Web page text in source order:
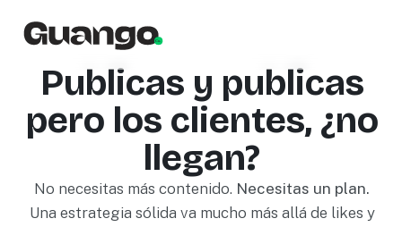
Publicas y publicas
pero los clientes, ¿no
llegan?
No necesitas más contenido. Necesitas un plan.
Una estrategia sólida va mucho más allá de likes y